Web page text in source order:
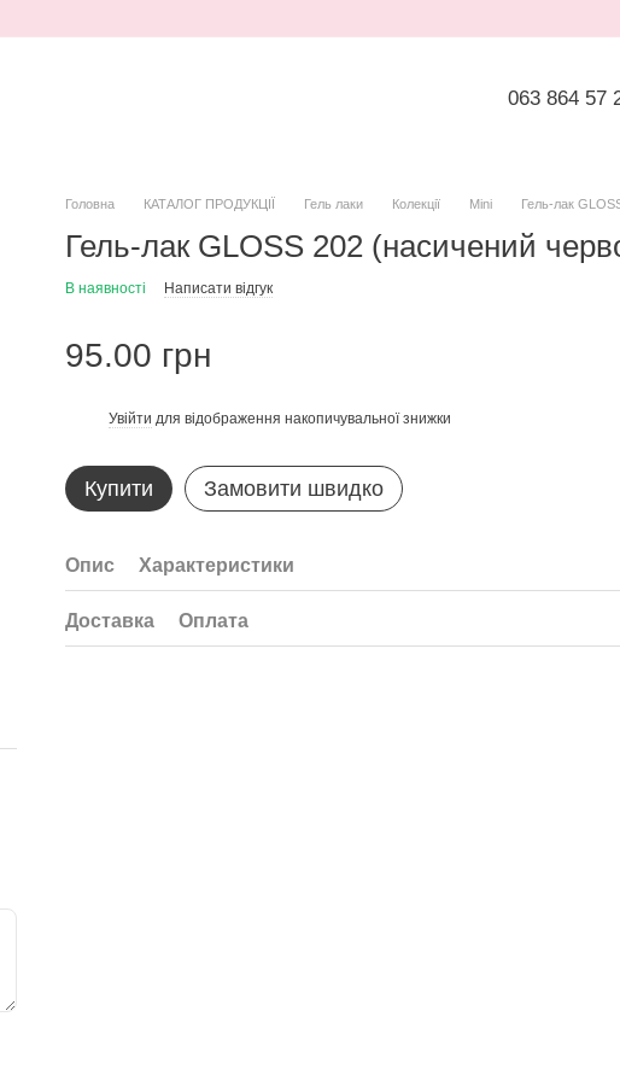
063 864 57
Головна КАТАЛОГ ПРОДУКЦІЇ Гель лаки Колекції Mini Гель-лак
Гель-лак GLOSS 202 (насичений
В наявності Написати відгук
95.00 грн
Увійти для відображення накопичувальної знижки
Купити Замовити швидко
Опис Характеристики
Доставка Оплата